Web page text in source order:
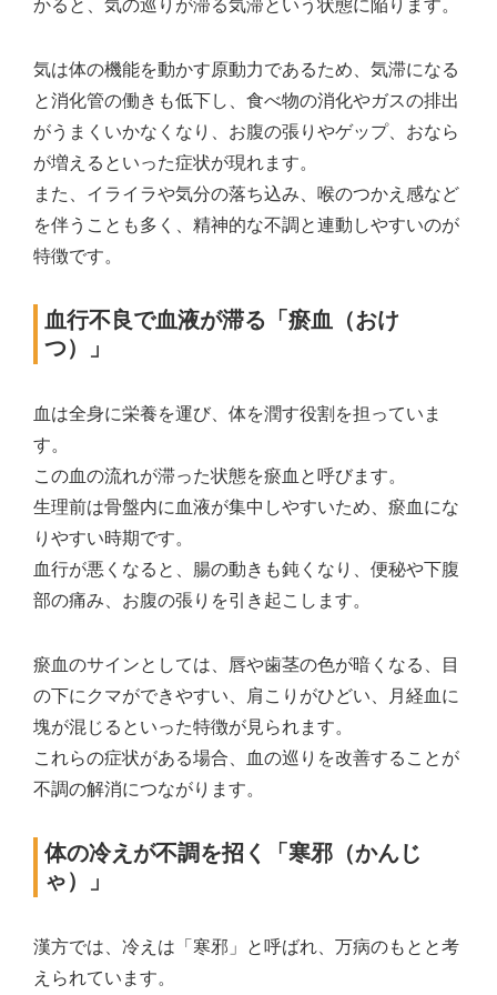
気は体の機能を動かす原動力であるため、気滞になる
と消化管の働きも低下し、食べ物の消化やガスの排出
がうまくいかなくなり、お腹の張りやゲップ、おなら
が増えるといった症状が現れます。
また、イライラや気分の落ち込み、喉のつかえ感など
を伴うことも多く、精神的な不調と連動しやすいのが
特徴です。
血行不良で血液が滞る「瘀血（おけ
つ）」
血は全身に栄養を運び、体を潤す役割を担っていま
す。
この血の流れが滞った状態を瘀血と呼びます。
生理前は骨盤内に血液が集中しやすいため、瘀血にな
りやすい時期です。
血行が悪くなると、腸の動きも鈍くなり、便秘や下腹
部の痛み、お腹の張りを引き起こします。
瘀血のサインとしては、唇や歯茎の色が暗くなる、目
の下にクマができやすい、肩こりがひどい、月経血に
塊が混じるといった特徴が見られます。
これらの症状がある場合、血の巡りを改善することが
不調の解消につながります。
体の冷えが不調を招く「寒邪（かんじ
ゃ）」
漢方では、冷えは「寒邪」と呼ばれ、万病のもとと考
えられています。